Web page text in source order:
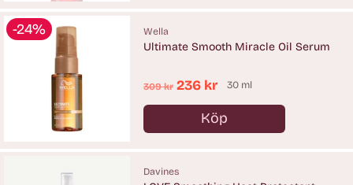
-24% Wella
Ultimate Smooth Miracle Oil Serum
Ordinarie
pris
309 kr 236 kr 30 ml
Köp
Antal
Davines